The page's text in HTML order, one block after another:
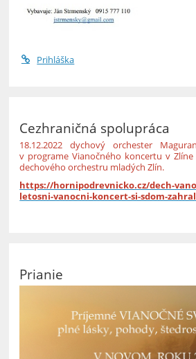
Prihláška
Cezhraničná spolupráca
18.12.2022 dychový orchester
v programe Vianočného koncertu v
dechového orchestru mladých Zlín.
https://hornipodrevnicko.cz/dech-
letosni-vanocni-koncert-si-sdom-
Prianie